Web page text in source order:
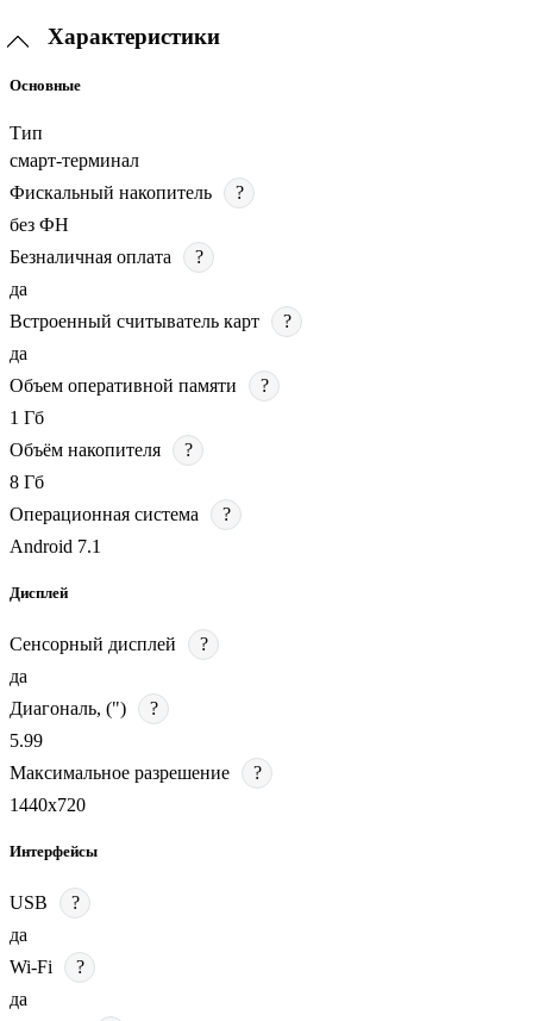
Характеристики
Основные
Тип
смарт-терминал
Фискальный накопитель
?
без ФН
Безналичная оплата
?
да
Встроенный считыватель карт
?
да
Объем оперативной памяти
?
1 Гб
Объём накопителя
?
8 Гб
Операционная система
?
Android 7.1
Дисплей
Сенсорный дисплей
?
да
Диагональ, (")
?
5.99
Максимальное разрешение
?
1440х720
Интерфейсы
USB
?
да
Wi-Fi
?
да